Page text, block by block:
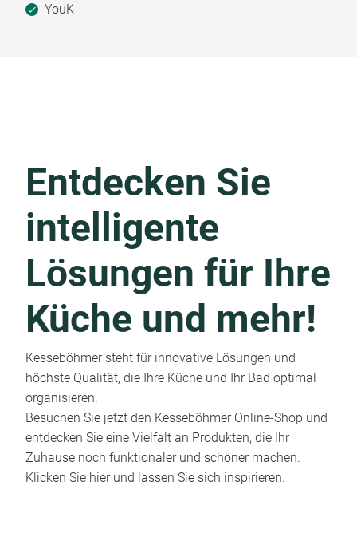
YouK
Entdecken Sie
intelligente
Lösungen für Ihre
Küche und mehr!
Kesseböhmer steht für innovative Lösungen und
höchste Qualität, die Ihre Küche und Ihr Bad optimal
organisieren.
Besuchen Sie jetzt den Kesseböhmer Online-Shop und
entdecken Sie eine Vielfalt an Produkten, die Ihr
Zuhause noch funktionaler und schöner machen.
Klicken Sie hier und lassen Sie sich inspirieren.